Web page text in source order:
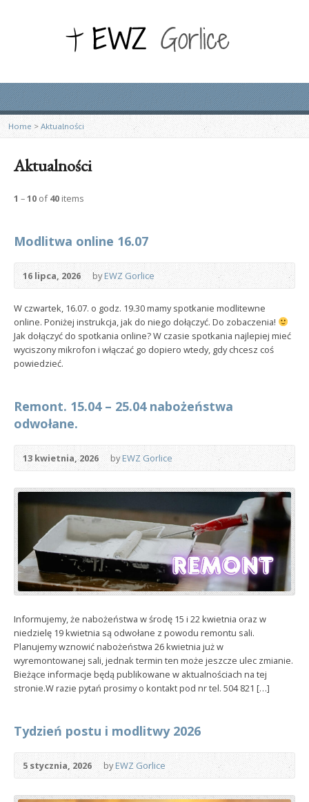
Home > Aktualności
Aktualności
1 –10 of40 items
Modlitwa online 16.07
16 lipca, 2026 byEWZ Gorlice
W czwartek, 16.07. o godz. 19.30 mamy spotkanie modlitewne
online. Poniżej instrukcja, jak do niego dołączyć. Do zobaczenia!
Jak dołączyć do spotkania online? W czasie spotkania najlepiej mieć
wyciszony mikrofon i włączać go dopiero wtedy, gdy chcesz coś
powiedzieć.
Remont. 15.04 – 25.04 nabożeństwa
odwołane.
13 kwietnia, 2026 byEWZ Gorlice
Informujemy, że nabożeństwa w środę 15 i 22 kwietnia oraz w
niedzielę 19 kwietnia są odwołane z powodu remontu sali.
Planujemy wznowić nabożeństwa 26 kwietnia już w
wyremontowanej sali, jednak termin ten może jeszcze ulec zmianie.
Bieżące informacje będą publikowane w aktualnościach na tej
stronie.W razie pytań prosimy o kontakt pod nr tel. 504 821 […]
Tydzień postu i modlitwy 2026
5 stycznia, 2026 byEWZ Gorlice